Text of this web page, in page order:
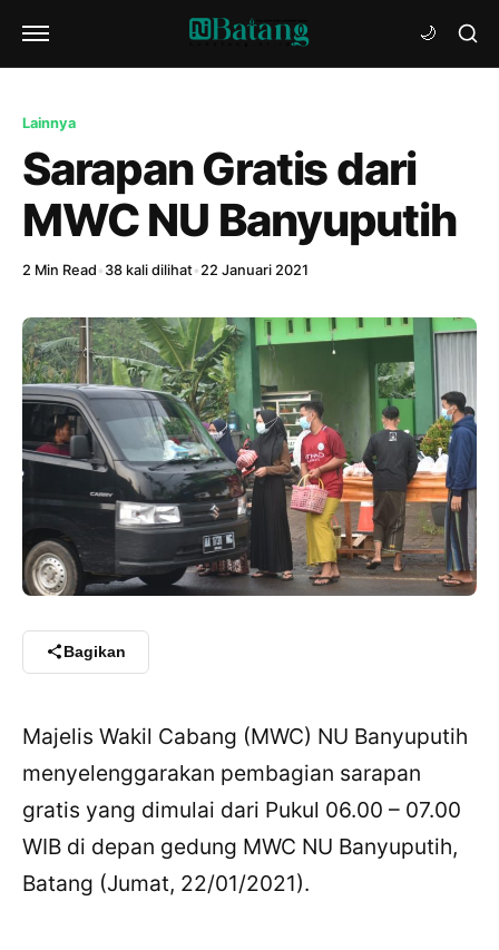
Lainnya
Sarapan Gratis dari
MWC NU Banyuputih
2 Min Read • 38 kali dilihat•22 Januari 2021
Bagikan
Majelis Wakil Cabang (MWC) NU Banyuputih
menyelenggarakan pembagian sarapan
gratis yang dimulai dari Pukul 06.00 – 07.00
WIB di depan gedung MWC NU Banyuputih,
Batang (Jumat, 22/01/2021).